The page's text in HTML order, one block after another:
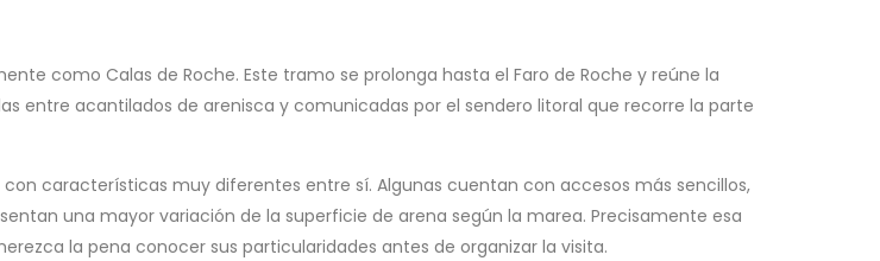
como Calas de Roche. Este tramo se prolonga hasta el Faro de Roche y reúne la
entre acantilados de arenisca y comunicadas por el sendero litoral que recorre la parte
características muy diferentes entre sí. Algunas cuentan con accesos más sencillos,
una mayor variación de la superficie de arena según la marea. Precisamente esa
la pena conocer sus particularidades antes de organizar la visita.